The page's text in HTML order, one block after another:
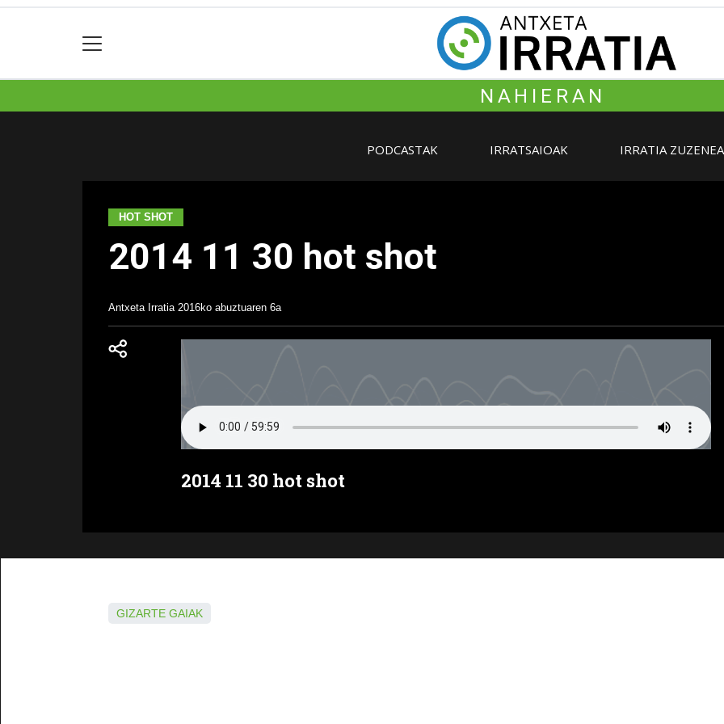
NAHIERAN
PODCASTAK IRRATSAIOAK IRRATIA
HOT SHOT
2014 11 30 hot shot
Antxeta Irratia 2016ko abuztuaren 6a
2014 11 30 hot shot
GIZARTE GAIAK